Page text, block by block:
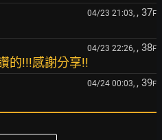
04/23 21:03, , 37F
04/23 22:26, , 38F
的!!!感謝分享!!
04/24 00:03, , 39F